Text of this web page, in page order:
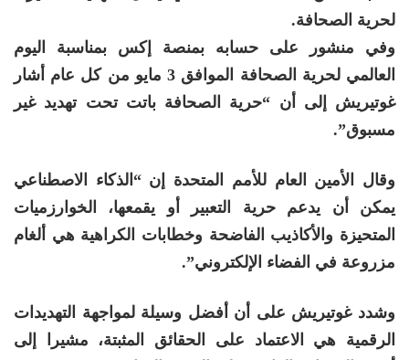
لحرية الصحافة.
وفي منشور على حسابه بمنصة إكس بمناسبة اليوم
العالمي لحرية الصحافة الموافق 3 مايو من كل عام أشار
غوتيريش إلى أن “حرية الصحافة باتت تحت تهديد غير
مسبوق”.
وقال الأمين العام للأمم المتحدة إن “الذكاء الاصطناعي
يمكن أن يدعم حرية التعبير أو يقمعها، الخوارزميات
المتحيزة والأكاذيب الفاضحة وخطابات الكراهية هي ألغام
مزروعة في الفضاء الإلكتروني”.
وشدد غوتيريش على أن أفضل وسيلة لمواجهة التهديدات
الرقمية هي الاعتماد على الحقائق المثبتة، مشيرا إلى